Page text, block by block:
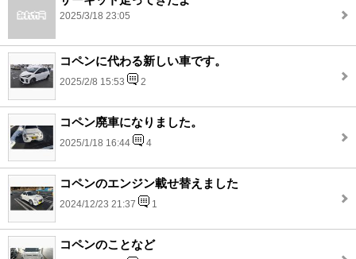
2025/3/18 23:05
コペンに代わる新しい車です。
2025/2/8 15:53 2
コペン廃車になりました。
2025/1/18 16:44 4
コペンのエンジン載せ替えました
2024/12/23 21:37 1
コペンのことなど